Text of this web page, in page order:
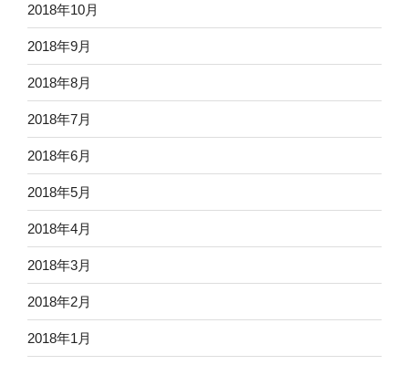
2018年10月
2018年9月
2018年8月
2018年7月
2018年6月
2018年5月
2018年4月
2018年3月
2018年2月
2018年1月